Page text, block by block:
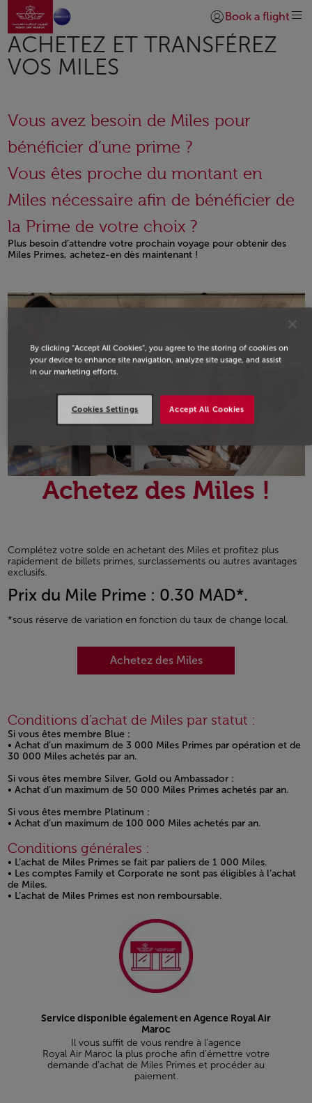
Saut au contenu principal
Aller à la page accueil
Se connecter |
Book a flight
ACHETEZ ET TRANSFÉREZ
VOS MILES
Vous avez besoin de Miles pour
bénéficier d’une prime ?
Vous êtes proche du montant en
Miles nécessaire afin de bénéficier de
la Prime de votre choix ?
Plus besoin d’attendre votre prochain voyage pour obtenir des
Miles Primes, achetez-en dès maintenant !
Achetez des Miles !
Complétez votre solde en achetant des Miles et profitez plus
rapidement de billets primes, surclassements ou autres avantages
exclusifs.
Prix du Mile Prime : 0.30 MAD*.
*sous réserve de variation en fonction du taux de change local.
Achetez des Miles
Conditions d’achat de Miles par statut :
Si vous êtes membre Blue :
• Achat d’un maximum de 3 000 Miles Primes par opération et de
30 000 Miles achetés par an.
Si vous êtes membre Silver, Gold ou Ambassador :
• Achat d’un maximum de 50 000 Miles Primes achetés par an.
Si vous êtes membre Platinum :
• Achat d’un maximum de 100 000 Miles achetés par an.
Conditions générales :
• L’achat de Miles Primes se fait par paliers de 1 000 Miles.
• Les comptes Family et Corporate ne sont pas éligibles à l’achat
de Miles.
• L’achat de Miles Primes est non remboursable.
Service disponible également en Agence Royal Air
Maroc
Il vous suffit de vous rendre à l’agence
Royal Air Maroc la plus proche afin d’émettre votre
demande d’achat de Miles Primes et procéder au
paiement.
By clicking “Accept All Cookies”, you agree to the storing of cookies on
your device to enhance site navigation, analyze site usage, and assist
in our marketing efforts.
Accept All Cookies
Cookies Settings